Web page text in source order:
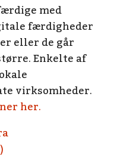
med
færdigheder
eller de går
Enkelte af
virksomheder.
her.